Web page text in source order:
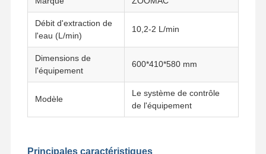
Débit d'extraction de
l'eau (L/min)
10,2-2 L/min
Dimensions de
l'équipement
600*410*580 mm
Modèle
Le système de contrôle
de l'équipement
Principales caractéristiques